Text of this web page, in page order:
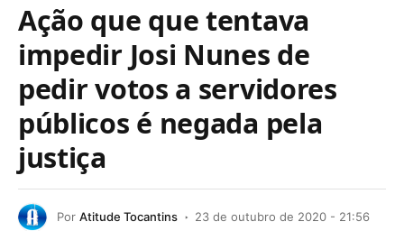
Ação que que tentava
impedir Josi Nunes de
pedir votos a servidores
públicos é negada pela
justiça
Por Atitude Tocantins
23 de outubro de 2020 - 21:56